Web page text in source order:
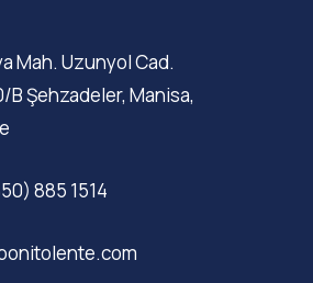
Mah. Uzunyol Cad.
B Şehzadeler, Manisa,
885 1514